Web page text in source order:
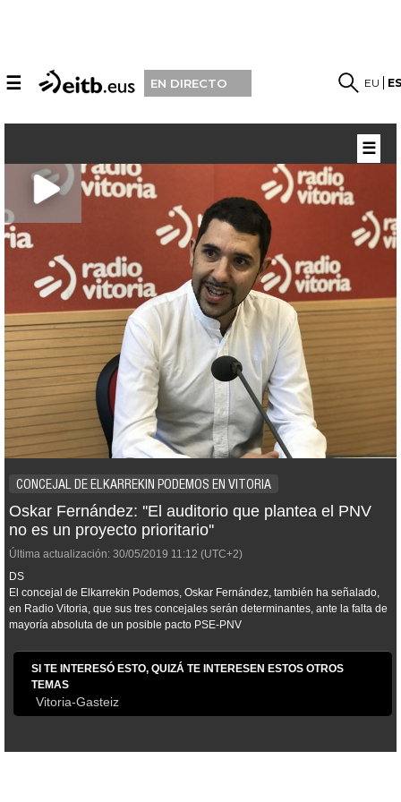
☰ EN DIRECTO EU
CONCEJAL DE ELKARREKIN PODEMOS EN VITORIA
Oskar Fernández: ''El auditorio que plantea el PNV
no es un proyecto prioritario''
Última actualización: 30/05/2019 11:12 (UTC+2)
DS
El concejal de Elkarrekin Podemos, Oskar Fernández, también ha señalado,
en Radio Vitoria, que sus tres concejales serán determinantes, ante la falta de
mayoría absoluta de un posible pacto PSE-PNV
SI TE INTERESÓ ESTO, QUIZÁ TE INTERESEN ESTOS OTROS
TEMAS
Vitoria-Gasteiz
☰